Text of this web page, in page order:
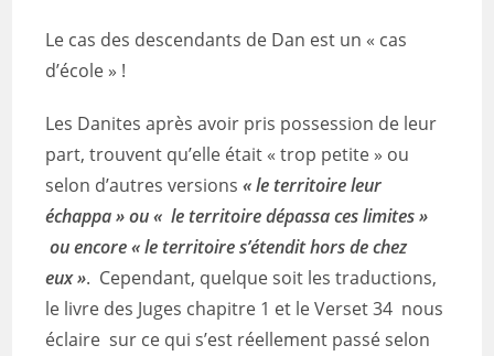
Le cas des descendants de Dan est un « cas
d’école » !
Les Danites après avoir pris possession de leur
part, trouvent qu’elle était « trop petite » ou
selon d’autres versions« le territoire leur
échappa » ou « le territoire dépassa ces limites »
ou encore «le territoire s’étendit hors de chez
eux ». Cependant, quelque soit les traductions,
le livre des Juges chapitre 1 et le Verset 34 nous
éclaire sur ce qui s’est réellement passé selon